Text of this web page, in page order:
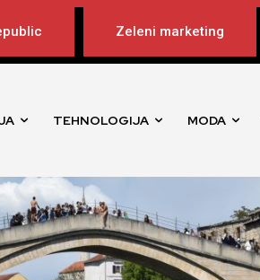
Zeleni marketing
TEHNOLOGIJA MODA